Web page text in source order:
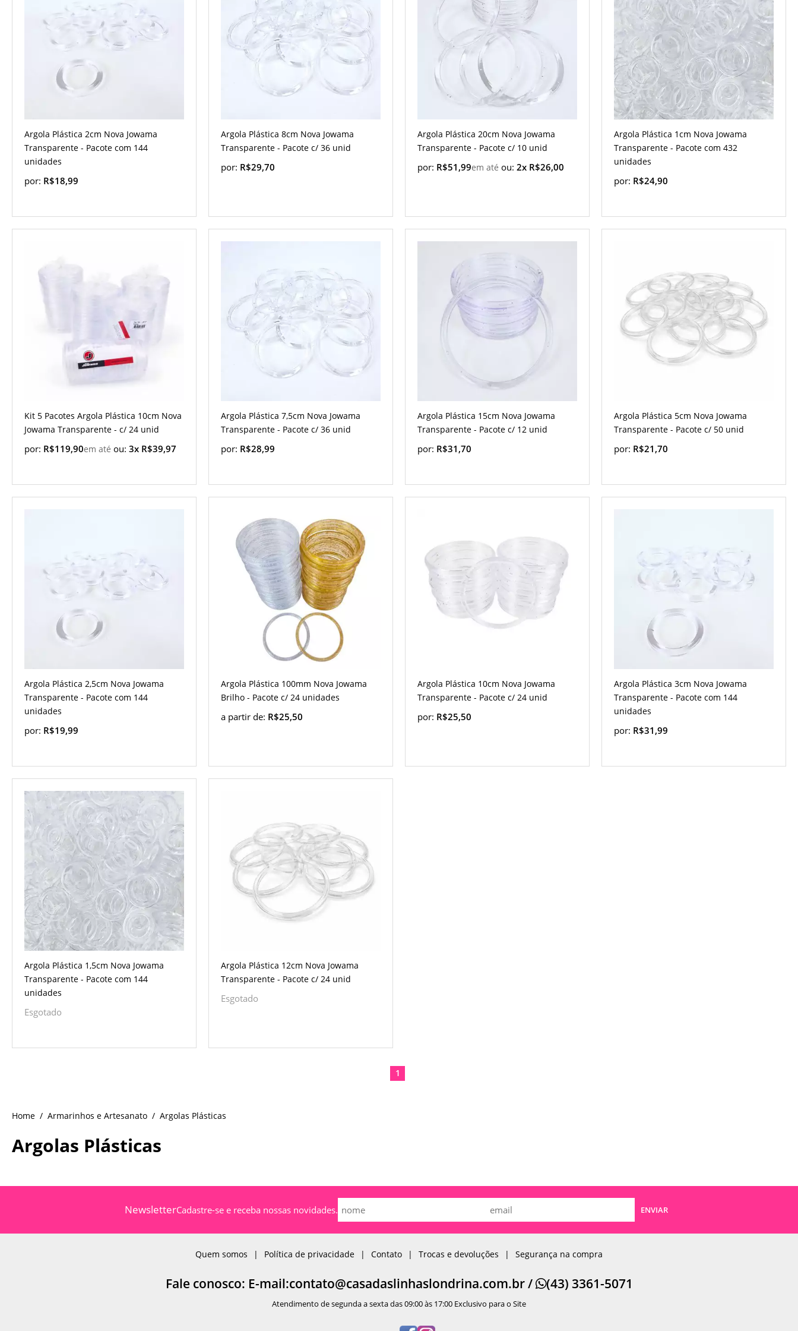
Armarinhos e Artesanato Argolas Plásticas
Argolas Plásticas
Argola Plástica 2cm Nova Jowama
Transparente - Pacote com 144
unidades
por: R$18,99
Argola Plástica 8cm Nova Jowama
Transparente - Pacote c/ 36 unid
por: R$29,70
Argola Plástica 20cm Nova Jowama
Transparente - Pacote c/ 10 unid
por: R$51,99 ou: 2x R$26,00
Argola Plástica 1cm Nova Jowama
Transparente - Pacote com 432
unidades
por: R$24,90
Kit 5 Pacotes Argola Plástica 10cm Nova
Jowama Transparente - c/ 24 unid
por: R$119,90 ou: 3x R$39,97
Argola Plástica 7,5cm Nova Jowama
Transparente - Pacote c/ 36 unid
por: R$28,99
Argola Plástica 15cm Nova Jowama
Transparente - Pacote c/ 12 unid
por: R$31,70
Argola Plástica 5cm Nova Jowama
Transparente - Pacote c/ 50 unid
por: R$21,70
Argola Plástica 2,5cm Nova Jowama
Transparente - Pacote com 144
unidades
por: R$19,99
Argola Plástica 100mm Nova Jowama
Brilho - Pacote c/ 24 unidades
a partir de: R$25,50
Argola Plástica 10cm Nova Jowama
Transparente - Pacote c/ 24 unid
por: R$25,50
Argola Plástica 3cm Nova Jowama
Transparente - Pacote com 144
unidades
por: R$31,99
Argola Plástica 1,5cm Nova Jowama
Transparente - Pacote com 144
unidades
Esgotado
Argola Plástica 12cm Nova Jowama
Transparente - Pacote c/ 24 unid
Esgotado
1
NewsletterCadastre-se e receba nossas novidades. ENVIAR
Quem somos Política de privacidade Contato Trocas e devoluções Segurança na compra
Fale conosco: E-mail:contato@casadaslinhaslondrina.com.br / (43) 3361-5071
Atendimento de segunda a sexta das 09:00 às 17:00 Exclusivo para o Site